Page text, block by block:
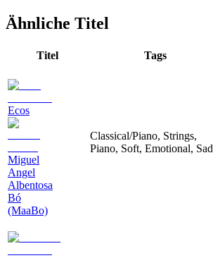
Ähnliche Titel
Titel Tags
Ecos
Miguel
Angel
Albentosa
Bó
(MaaBo)
Classical/Piano, Strings,
Piano, Soft, Emotional, Sad